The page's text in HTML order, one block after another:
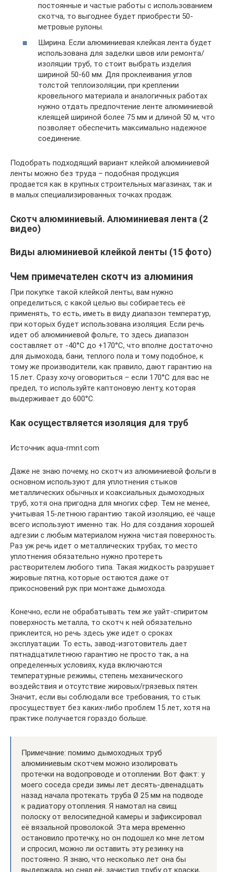
постоянные и частые работы с использованием
скотча, то выгоднее будет приобрести 50-
метровые рулоны.
Ширина. Если алюминиевая клейкая лента будет
использована для заделки швов или ремонта/
изоляции труб, то стоит выбрать изделия
шириной 50-60 мм. Для проклеивания углов
толстой теплоизоляции, при креплении
кровельного материала и аналогичных работах
нужно отдать предпочтение ленте алюминиевой
клеящей шириной более 75 мм и длиной 50 м, что
позволяет обеспечить максимально надежное
соединение.
Подобрать подходящий вариант клейкой алюминиевой
ленты можно без труда – подобная продукция
продается как в крупных строительных магазинах, так и
в малых специализированных точках продаж.
Скотч алюминиевый. Алюминиевая лента (2
видео)
Виды алюминиевой клейкой ленты (15 фото)
Чем примечателен скотч из алюминия
При покупке такой клейкой ленты, вам нужно
определиться, с какой целью вы собираетесь её
применять, то есть, иметь в виду диапазон температур,
при которых будет использована изоляция. Если речь
идет об алюминиевой фольге, то здесь диапазон
составляет от -40°C до +170°C, что вполне достаточно
для дымохода, бани, теплого пола и тому подобное, к
тому же производители, как правило, дают гарантию на
15 лет. Сразу хочу оговориться – если 170°C для вас не
предел, то используйте каптоновую ленту, которая
выдерживает до 600°C.
Как осуществляется изоляция для труб
Источник aqua-rmnt.com
Даже не знаю почему, но скотч из алюминиевой фольги в
основном используют для уплотнения стыков
металлических обычных и коаксиальных дымоходных
труб, хотя она пригодна для многих сфер. Тем не менее,
учитывая 15-летнюю гарантию такой изоляцию, её чаще
всего используют именно так. Но для создания хорошей
адгезии с любым материалом нужна чистая поверхность.
Раз уж речь идет о металлических трубах, то место
уплотнения обязательно нужно протереть
растворителем любого типа. Такая жидкость разрушает
жировые пятна, которые остаются даже от
прикосновений рук при монтаже дымохода.
Конечно, если не обрабатывать тем же уайт-спиритом
поверхность металла, то скотч к ней обязательно
приклеится, но речь здесь уже идет о сроках
эксплуатации. То есть, завод-изготовитель дает
пятнадцатилетнюю гарантию не просто так, а на
определенных условиях, куда включаются
температурные режимы, степень механического
воздействия и отсутствие жировых/грязевых пятен.
Значит, если вы соблюдали все требования, то стык
просуществует без каких-либо проблем 15 лет, хотя на
практике получается гораздо больше.
Примечание: помимо дымоходных труб
алюминиевым скотчем можно изолировать
протечки на водопроводе и отоплении. Вот факт: у
моего соседа среди зимы лет десять-двенадцать
назад начала протекать труба Ø 25 мм на подводе
к радиатору отопления. Я намотал на свищ
полоску от велосипедной камеры и зафиксировал
её вязальной проволокой. Эта мера временно
остановило протечку, но он подошел ко мне летом
и спросил, можно ли оставить эту резинку на
постоянно. Я знаю, что несколько лет она бы
выдержала, но снял её, зачистил трубу от краски,